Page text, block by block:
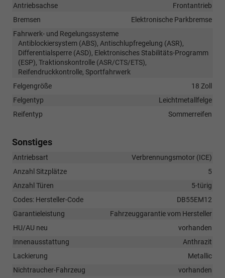
Antriebsachse
Frontantrieb
Bremsen
Elektronische Parkbremse
Fahrwerk- und Regelungssysteme
Antiblockiersystem (ABS), Antischlupfregelung (ASR),
Differentialsperre (ASD), Elektronisches Stabilitäts-Programm
(ESP), Traktionskontrolle (ASR/CTS/ETS),
Reifendruckkontrolle, Sportfahrwerk
Felgengröße
18 Zoll
Felgentyp
Leichtmetallfelge
Reifentyp
Sommerreifen
Sonstiges
Antriebsart
Verbrennungsmotor (ICE)
Anzahl Sitzplätze
5
Anzahl Türen
5-türig
Codes: Hersteller-Code
DB55EM12
Garantieleistung
Fahrzeuggarantie vom Hersteller
HU/AU neu
vorhanden
Innenausstattung
Anthrazit
Lackierung
Metallic
Nichtraucher-Fahrzeug
vorhanden